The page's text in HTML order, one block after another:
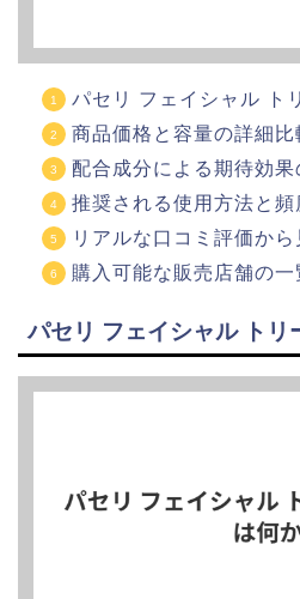
パセリ フェイシャル ト
商品価格と容量の詳細比
配合成分による期待効果
推奨される使用方法と頻
リアルな口コミ評価から
購入可能な販売店舗の一
パセリ フェイシャル トリ